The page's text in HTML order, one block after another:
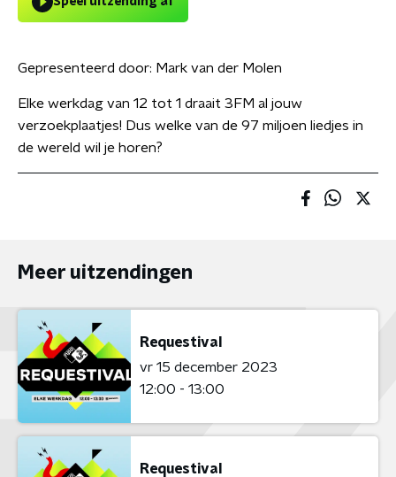
Gepresenteerd door: Mark van der Molen
Elke werkdag van 12 tot 1 draait 3FM al jouw
verzoekplaatjes! Dus welke van de 97 miljoen liedjes in
de wereld wil je horen?
Meer uitzendingen
Requestival
vr 15 december 2023
12:00 - 13:00
Requestival